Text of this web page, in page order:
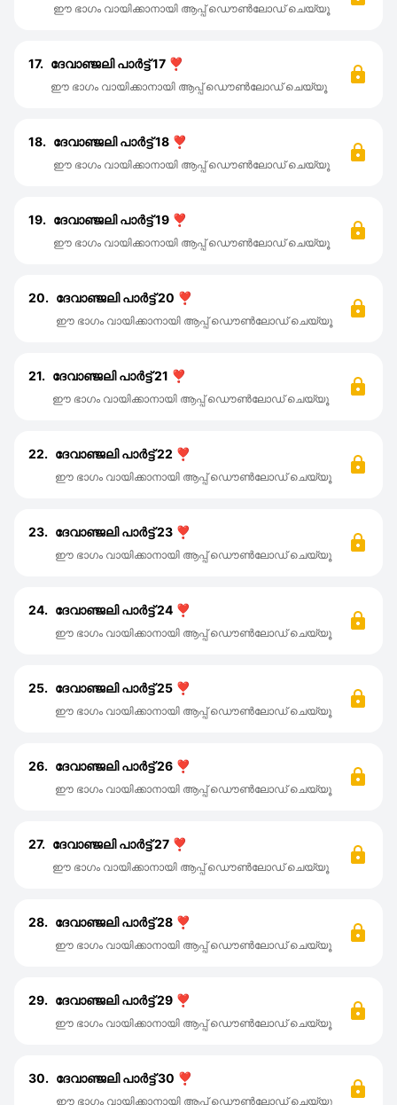
ഈ ഭാഗം വായിക്കാനായി ആപ്പ് ഡൌൺലോഡ് ചെയ്യൂ
17. ദേവാഞ്ജലി പാർട്ട്‌ 17 ❣️
ഈ ഭാഗം വായിക്കാനായി ആപ്പ് ഡൌൺലോഡ് ചെയ്യൂ
18. ദേവാഞ്ജലി പാർട്ട്‌ 18 ❣️
ഈ ഭാഗം വായിക്കാനായി ആപ്പ് ഡൌൺലോഡ് ചെയ്യൂ
19. ദേവാഞ്ജലി പാർട്ട്‌ 19 ❣️
ഈ ഭാഗം വായിക്കാനായി ആപ്പ് ഡൌൺലോഡ് ചെയ്യൂ
20. ദേവാഞ്ജലി പാർട്ട്‌ 20 ❣️
ഈ ഭാഗം വായിക്കാനായി ആപ്പ് ഡൌൺലോഡ് ചെയ്യൂ
21. ദേവാഞ്ജലി പാർട്ട്‌ 21 ❣️
ഈ ഭാഗം വായിക്കാനായി ആപ്പ് ഡൌൺലോഡ് ചെയ്യൂ
22. ദേവാഞ്ജലി പാർട്ട്‌ 22 ❣️
ഈ ഭാഗം വായിക്കാനായി ആപ്പ് ഡൌൺലോഡ് ചെയ്യൂ
23. ദേവാഞ്ജലി പാർട്ട്‌ 23 ❣️
ഈ ഭാഗം വായിക്കാനായി ആപ്പ് ഡൌൺലോഡ് ചെയ്യൂ
24. ദേവാഞ്ജലി പാർട്ട്‌ 24 ❣️
ഈ ഭാഗം വായിക്കാനായി ആപ്പ് ഡൌൺലോഡ് ചെയ്യൂ
25. ദേവാഞ്ജലി പാർട്ട്‌ 25 ❣️
ഈ ഭാഗം വായിക്കാനായി ആപ്പ് ഡൌൺലോഡ് ചെയ്യൂ
26. ദേവാഞ്ജലി പാർട്ട്‌ 26 ❣️
ഈ ഭാഗം വായിക്കാനായി ആപ്പ് ഡൌൺലോഡ് ചെയ്യൂ
27. ദേവാഞ്ജലി പാർട്ട്‌ 27 ❣️
ഈ ഭാഗം വായിക്കാനായി ആപ്പ് ഡൌൺലോഡ് ചെയ്യൂ
28. ദേവാഞ്ജലി പാർട്ട്‌ 28 ❣️
ഈ ഭാഗം വായിക്കാനായി ആപ്പ് ഡൌൺലോഡ് ചെയ്യൂ
29. ദേവാഞ്ജലി പാർട്ട്‌ 29 ❣️
ഈ ഭാഗം വായിക്കാനായി ആപ്പ് ഡൌൺലോഡ് ചെയ്യൂ
30. ദേവാഞ്ജലി പാർട്ട്‌ 30 ❣️
ഈ ഭാഗം വായിക്കാനായി ആപ്പ് ഡൌൺലോഡ് ചെയ്യൂ